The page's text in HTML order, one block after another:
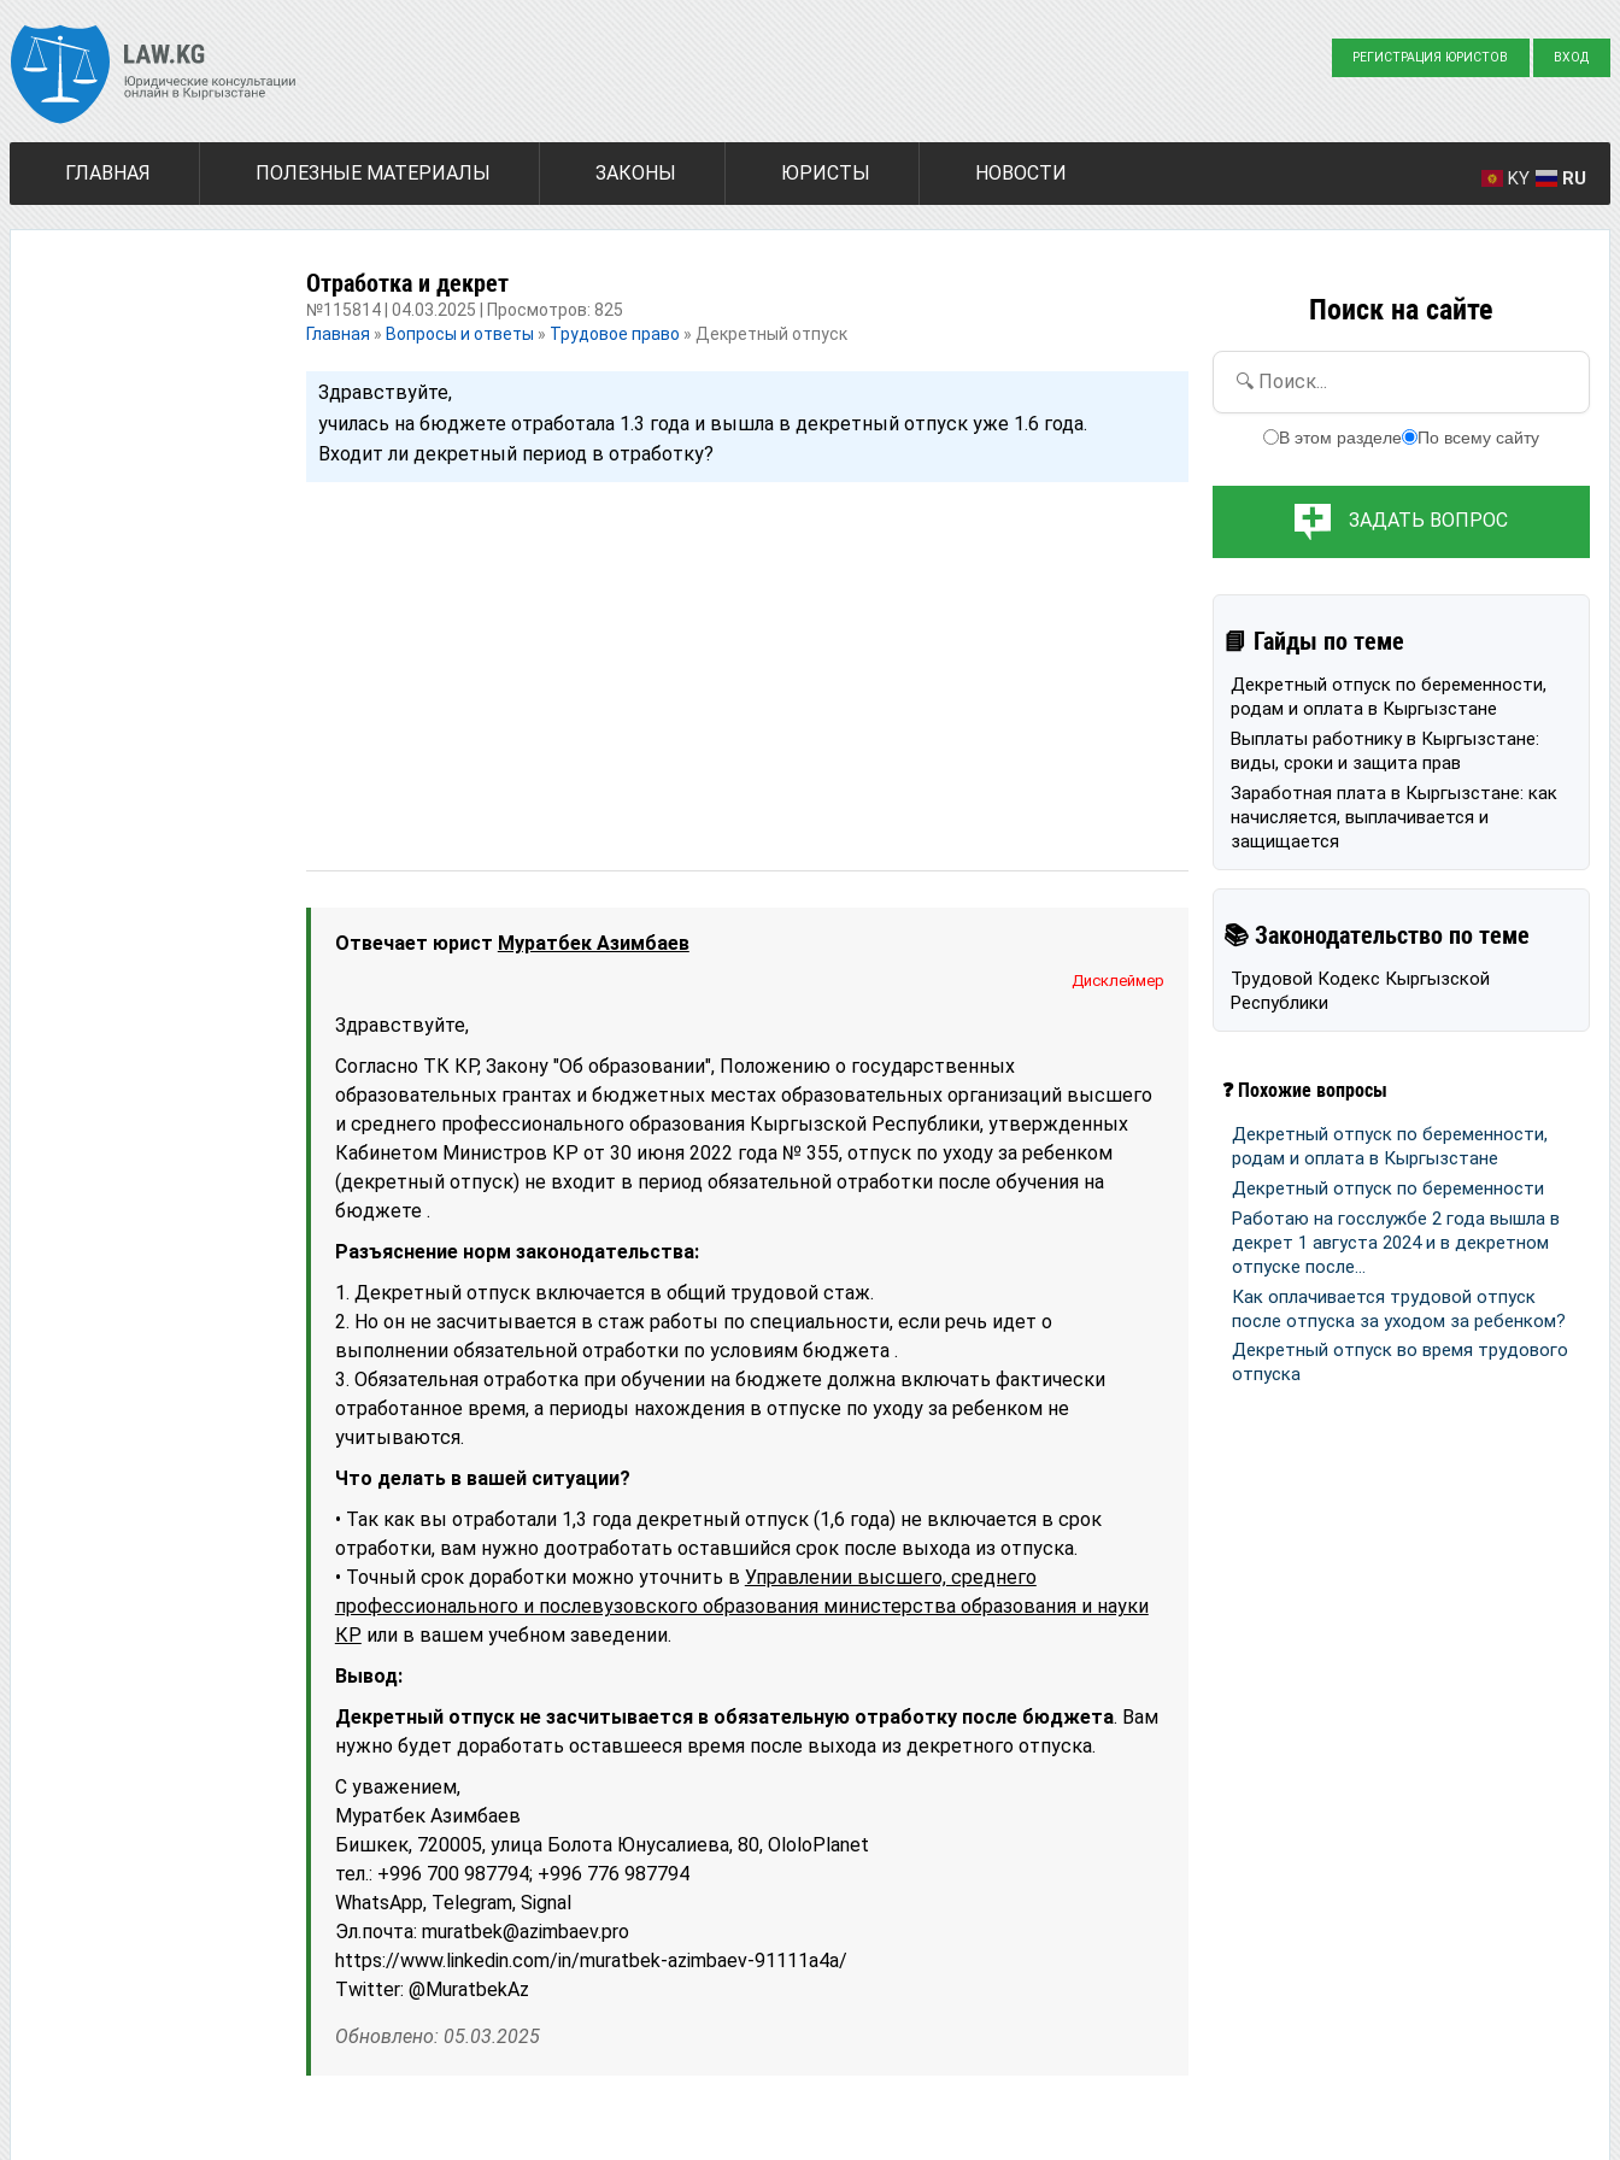
РЕГИСТРАЦИЯ ЮРИСТОВ ВХОД
ГЛАВНАЯ ПОЛЕЗНЫЕ МАТЕРИАЛЫ ЗАКОНЫ ЮРИСТЫ НОВОСТИ KY RU
Отработка и декрет
№115814 | 04.03.2025 | Просмотров: 825
Главная » Вопросы и ответы » Трудовое право » Декретный отпуск
Здравствуйте,
училась на бюджете отработала 1.3 года и вышла в декретный отпуск уже 1.6 года.
Входит ли декретный период в отработку?
Отвечает юрист Муратбек Азимбаев
Дисклеймер
Здравствуйте,
Согласно ТК КР, Закону "Об образовании", Положению о государственных
образовательных грантах и бюджетных местах образовательных организаций высшего
и среднего профессионального образования Кыргызской Республики, утвержденных
Кабинетом Министров КР от 30 июня 2022 года № 355, отпуск по уходу за ребенком
(декретный отпуск) не входит в период обязательной отработки после обучения на
бюджете .
Разъяснение норм законодательства:
1. Декретный отпуск включается в общий трудовой стаж.
2. Но он не засчитывается в стаж работы по специальности, если речь идет о
выполнении обязательной отработки по условиям бюджета .
3. Обязательная отработка при обучении на бюджете должна включать фактически
отработанное время, а периоды нахождения в отпуске по уходу за ребенком не
учитываются.
Что делать в вашей ситуации?
• Так как вы отработали 1,3 года декретный отпуск (1,6 года) не включается в срок
отработки, вам нужно доотработать оставшийся срок после выхода из отпуска.
• Точный срок доработки можно уточнить в Управлении высшего, среднего
профессионального и послевузовского образования министерства образования и науки
КРили в вашем учебном заведении.
Вывод:
Декретный отпуск не засчитывается в обязательную отработку после бюджета. Вам
нужно будет доработать оставшееся время после выхода из декретного отпуска.
С уважением,
Муратбек Азимбаев
Бишкек, 720005, улица Болота Юнусалиева, 80, OloloPlanet
тел.: +996 700 987794; +996 776 987794
WhatsApp, Telegram, Signal
Эл.почта: muratbek@azimbaev.pro
httрs://www.linkedin.com/in/muratbek-azimbaev-91111a4a/
Twitter: @MuratbekAz
Обновлено: 05.03.2025
Поиск на сайте
🔍 Поиск...
В этом разделе По всему сайту
ЗАДАТЬ ВОПРОС
📘 Гайды по теме
Декретный отпуск по беременности,
родам и оплата в Кыргызстане
Выплаты работнику в Кыргызстане:
виды, сроки и защита прав
Заработная плата в Кыргызстане: как
начисляется, выплачивается и
защищается
📚 Законодательство по теме
Трудовой Кодекс Кыргызской
Республики
❓ Похожие вопросы
Декретный отпуск по беременности,
родам и оплата в Кыргызстане
Декретный отпуск по беременности
Работаю на госслужбе 2 года вышла в
декрет 1 августа 2024 и в декретном
отпуске после…
Как оплачивается трудовой отпуск
после отпуска за уходом за ребенком?
Декретный отпуск во время трудового
отпуска